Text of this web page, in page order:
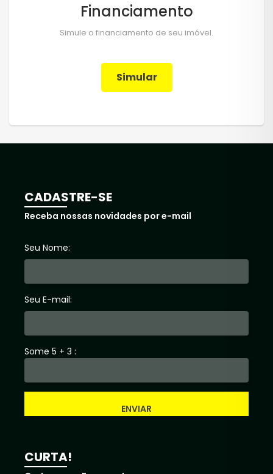
Financiamento
Simule o financiamento de seu imóvel.
Simular
CADASTRE-SE
Receba nossas novidades por e-mail
Seu Nome:
Seu E-mail:
Some 5 + 3 :
ENVIAR
CURTA!